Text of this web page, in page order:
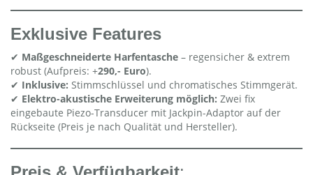
Exklusive Features
✔ Maßgeschneiderte Harfentasche – regensicher & extrem
robust (Aufpreis: +290,- Euro).
✔ Inklusive: Stimmschlüssel und chromatisches Stimmgerät.
✔ Elektro-akustische Erweiterung möglich: Zwei fix
eingebaute Piezo-Transducer mit Jackpin-Adaptor auf der
Rückseite (Preis je nach Qualität und Hersteller).